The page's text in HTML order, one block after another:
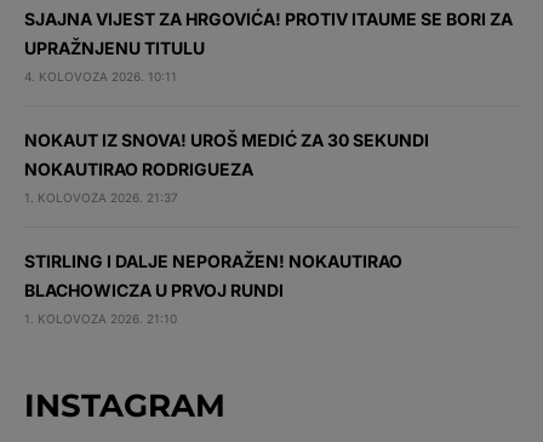
SJAJNA VIJEST ZA HRGOVIĆA! PROTIV ITAUME SE BORI ZA
UPRAŽNJENU TITULU
4. KOLOVOZA 2026. 10:11
NOKAUT IZ SNOVA! UROŠ MEDIĆ ZA 30 SEKUNDI
NOKAUTIRAO RODRIGUEZA
1. KOLOVOZA 2026. 21:37
STIRLING I DALJE NEPORAŽEN! NOKAUTIRAO
BLACHOWICZA U PRVOJ RUNDI
1. KOLOVOZA 2026. 21:10
INSTAGRAM